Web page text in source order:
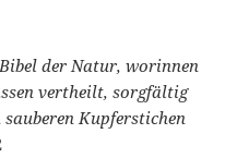
Bibel der Natur, worinnen
vertheilt, sorgfältig
Kupferstichen